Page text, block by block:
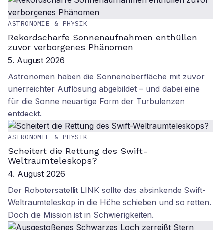
ASTRONOMIE & PHYSIK
Rekordscharfe Sonnenaufnahmen enthüllen
zuvor verborgenes Phänomen
5. August 2026
Astronomen haben die Sonnenoberfläche mit zuvor
unerreichter Auflösung abgebildet – und dabei eine
für die Sonne neuartige Form der Turbulenzen
entdeckt.
ASTRONOMIE & PHYSIK
Scheitert die Rettung des Swift-
Weltraumteleskops?
4. August 2026
Der Robotersatellit LINK sollte das absinkende Swift-
Weltraumteleskop in die Höhe schieben und so retten.
Doch die Mission ist in Schwierigkeiten.